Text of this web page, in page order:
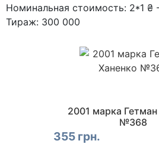
Номинальная стоимость: 2*1 ₴
Тираж: 300 000
2001 марка
№368
355 грн.